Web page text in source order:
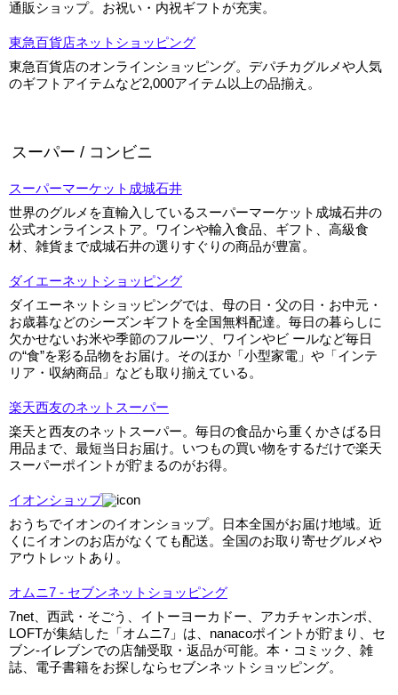
通販ショップ。お祝い・内祝ギフトが充実。
東急百貨店ネットショッピング
東急百貨店のオンラインショッピング。デパチカグルメや人気
のギフトアイテムなど2,000アイテム以上の品揃え。
スーパー / コンビニ
スーパーマーケット成城石井
世界のグルメを直輸入しているスーパーマーケット成城石井の
公式オンラインストア。ワインや輸入食品、ギフト、高級食
材、雑貨まで成城石井の選りすぐりの商品が豊富。
ダイエーネットショッピング
ダイエーネットショッピングでは、母の日・父の日・お中元・
お歳暮などのシーズンギフトを全国無料配達。毎日の暮らしに
欠かせないお米や季節のフルーツ、ワインやビ ールなど毎日
の“食”を彩る品物をお届け。そのほか「小型家電」や「インテ
リア・収納商品」なども取り揃えている。
楽天西友のネットスーパー
楽天と西友のネットスーパー。毎日の食品から重くかさばる日
用品まで、最短当日お届け。いつもの買い物をするだけで楽天
スーパーポイントが貯まるのがお得。
イオンショップ
おうちでイオンのイオンショップ。日本全国がお届け地域。近
くにイオンのお店がなくても配送。全国のお取り寄せグルメや
アウトレットあり。
オムニ7 - セブンネットショッピング
7net、西武・そごう、イトーヨーカドー、アカチャンホンポ、
LOFTが集結した「オムニ7」は、nanacoポイントが貯まり、セ
ブン-イレブンでの店舗受取・返品が可能。本・コミック、雑
誌、電子書籍をお探しならセブンネットショッピング。